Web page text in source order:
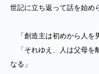
世記に立ち返って話を始め
「創造主は初めから人を
「それゆえ、人は父母を
なる」